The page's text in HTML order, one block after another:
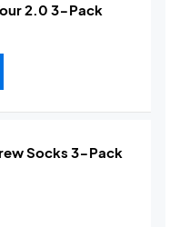
2.0 3-Pack
Socks 3-Pack